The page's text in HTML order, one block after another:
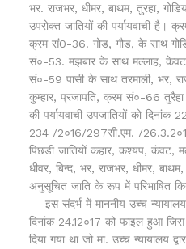
भर. राजभर, धीमर, बाथम, तुरहा,
उपरोक्त जातियों की पर्यायवाची है।
क्रम सं0-36. गोड, गौड, के साथ
सं०-53. मझबार के साथ मल्लाह, केवट,
सं०-59 पासी के साथ तरमाली, भर,
कुम्हार, प्रजापति, क्रम सं०-66 तुरैहा
की पर्यायवाची उपजातियों को
234 /2०16/297सी.एम. /
पिछडी जातियों कहार, कश्यप, कंवट,
धीवर, बिन्द, भर, राजभर, धीमर,
अनुसूचित जाति के रूप में परिभाषित
इस संदर्भ में माननीय उच्च
दिनांक 24.12०17 को फाइल हुआ जिस
दिया गया था जो मा. उच्च न्यायालय